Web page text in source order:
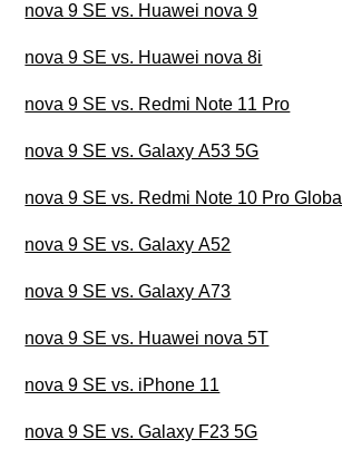
nova 9 SE vs. Huawei nova 9
nova 9 SE vs. Huawei nova 8i
nova 9 SE vs. Redmi Note 11 Pro
nova 9 SE vs. Galaxy A53 5G
nova 9 SE vs. Redmi Note 10 Pro Global
nova 9 SE vs. Galaxy A52
nova 9 SE vs. Galaxy A73
nova 9 SE vs. Huawei nova 5T
nova 9 SE vs. iPhone 11
nova 9 SE vs. Galaxy F23 5G